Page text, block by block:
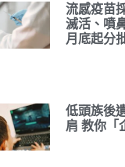
流感疫苗
滅活、噴
月底起分
低頭族後
肩 教你「